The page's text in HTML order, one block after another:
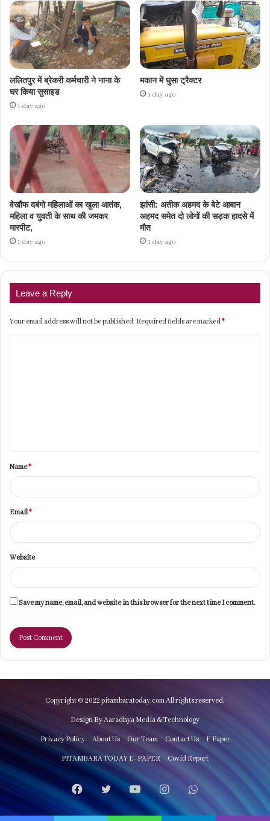
ललितपुर में ब्रेकरी कर्मचारी ने नाना के
घर किया सुसाइड
1 day ago
मकान में घुसा ट्रैक्टर
1 day ago
वेखौफ दबंगो महिलाओं का खुला आतंक,
महिला व युवती के साथ की जमकर
मारपीट,
1 day ago
झांसी: अतीक अहमद के बेटे आबान
अहमद समेत दो लोगों की सड़क हादसे में
मौत
1 day ago
Leave a Reply
Your email address will not be published. Required fields are marked*
t
*Name*
Email*
Website
Save my name, email, and website in this browser for the next time I comment.
Copyright © 2022 pitambaratoday.com All rights reserved.
Design By Aaradhya Media & Technology
Privacy Policy About Us Our Team Contact Us E Paper
PITAMBARA TODAY E- PAPER Covid Report
FacebookTwitterYouTubeInstagramWhatsApp